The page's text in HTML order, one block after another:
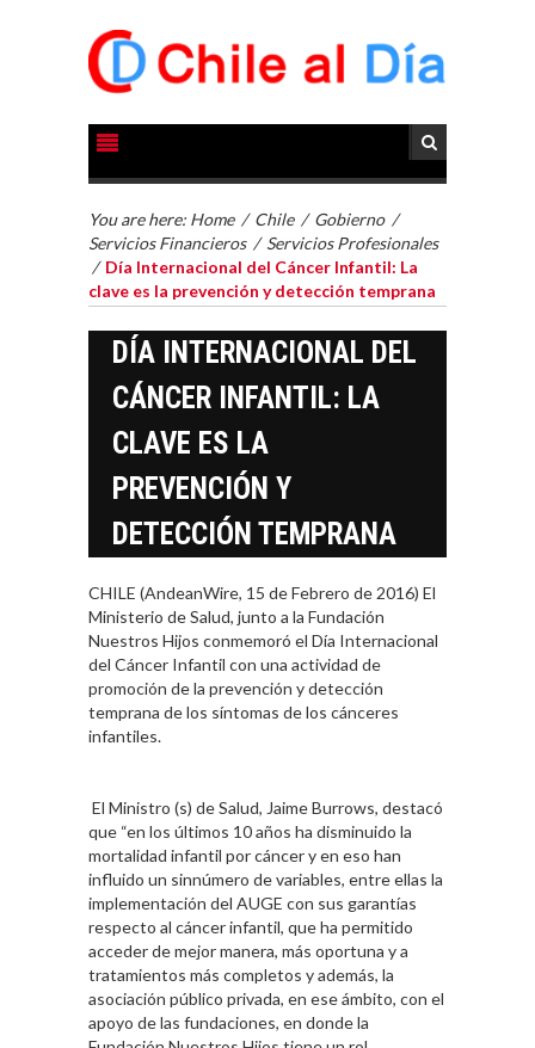
You are here: Home / Chile / Gobierno /
Servicios Financieros / Servicios Profesionales
/ Día Internacional del Cáncer Infantil: La
clave es la prevención y detección temprana
DÍA INTERNACIONAL DEL
CÁNCER INFANTIL: LA
CLAVE ES LA
PREVENCIÓN Y
DETECCIÓN TEMPRANA
CHILE (AndeanWire, 15 de Febrero de 2016) El
Ministerio de Salud, junto a la Fundación
Nuestros Hijos conmemoró el Día Internacional
del Cáncer Infantil con una actividad de
promoción de la prevención y detección
temprana de los síntomas de los cánceres
infantiles.
El Ministro (s) de Salud, Jaime Burrows, destacó
que “en los últimos 10 años ha disminuido la
mortalidad infantil por cáncer y en eso han
influido un sinnúmero de variables, entre ellas la
implementación del AUGE con sus garantías
respecto al cáncer infantil, que ha permitido
acceder de mejor manera, más oportuna y a
tratamientos más completos y además, la
asociación público privada, en ese ámbito, con el
apoyo de las fundaciones, en donde la